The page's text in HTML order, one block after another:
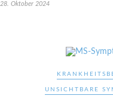
28. Oktober 2024
UNSICHTBARE